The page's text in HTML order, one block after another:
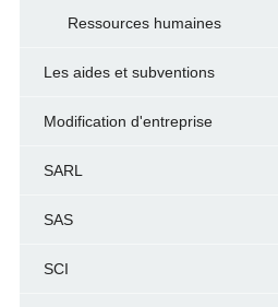
Ressources humaines
Les aides et subventions
Modification d'entreprise
SARL
SAS
SCI